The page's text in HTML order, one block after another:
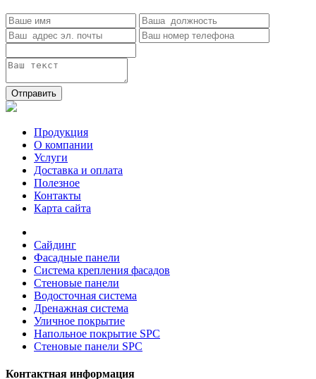
Отправить
Продукция
О компании
Услуги
Доставка и оплата
Полезное
Контакты
Карта сайта
Сайдинг
Фасадные панели
Система крепления фасадов
Стеновые панели
Водосточная система
Дренажная система
Уличное покрытие
Напольное покрытие SPC
Стеновые панели SPC
Контактная информация